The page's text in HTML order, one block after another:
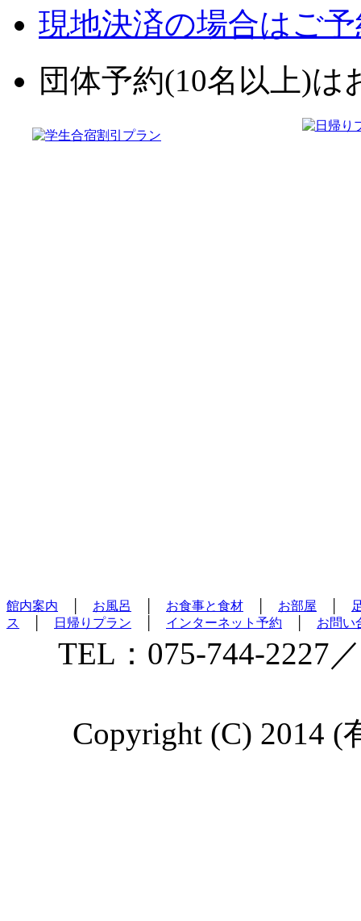
現地決済の場合はご
団体予約(10名以上)は
館内案内 お風呂 お食事と食材 お部屋
ス
日帰りプラン インターネット予約 お問い
TEL：075-744-2227
Copyright (C) 2014 (